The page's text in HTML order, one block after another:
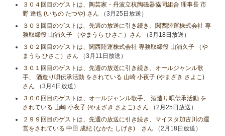
３０４回目のゲストは、陶芸家・丹波立杭陶磁器協同組合 理事長 市
野 達也 (いちの たつや) さん （3月25日放送）
３０３回目のゲストは、先週の放送に引き続き、関西陸運株式会社 専
務取締役 山浦久子 （やまうら ひさこ）さん （3月18日放送）
３０２回目のゲストは、関西陸運株式会社 専務取締役 山浦久子 （や
まうら ひさこ）さん （3月11日放送）
３０１回目のゲストは、先週の放送に引き続き、オールジャンル歌
手、 酒造り唄伝承活動 をされている 山崎 小夜子 (やまざき さよこ)
さん （3月4日放送）
３００回目のゲストは、オールジャンル歌手、 酒造り唄伝承活動 を
されている 山崎 小夜子 (やまざき さよこ) さん （2月25日放送）
２９９回目のゲストは、先週の放送に引き続き、マイスタ加古川の運
営をされている 中田 成紀 (なかた しげき) さん （2月18日放送）